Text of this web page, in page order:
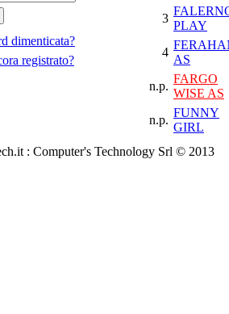
dimenticata?
registrato?
3
PLAY
4
AS
n.p.
FARGO
WISE AS
n.p.
FUNNY
GIRL
: Computer's Technology Srl © 2013